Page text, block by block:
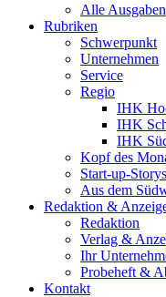
Alle Ausgaben
Rubriken
Schwerpunkt
Unternehmen
Service
Regio
IHK
IHK
IHK
Kopf des
Start-up-Storys
Aus dem
Redaktion &
Redaktion
Verlag &
Ihr
Probeheft &
Kontakt